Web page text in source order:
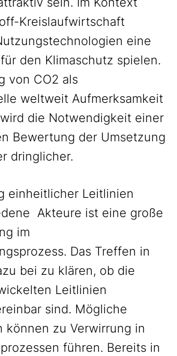
Kreislaufwirtschaft
eine
den Klimaschutz spielen.
von CO2 als
weltweit Aufmerksamkeit
die Notwendigkeit einer
Bewertung der Umsetzung
dringlicher.
einheitlicher Leitlinien
Akteure ist eine große
im
Das Treffen in
bei zu klären, ob die
Leitlinien
sind. Mögliche
können zu Verwirrung in
führen. Bereits in